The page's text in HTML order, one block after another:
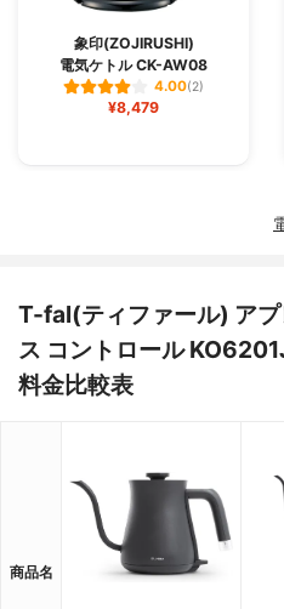
象印(ZOJIRUSHI)
電気ケトル CK-AW08
4.00(2)
¥8,479
T-fal(ティファール) ア
ス コントロール
料金比較表
商品名